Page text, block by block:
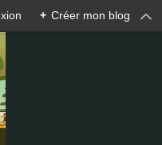
+ Créer mon blog